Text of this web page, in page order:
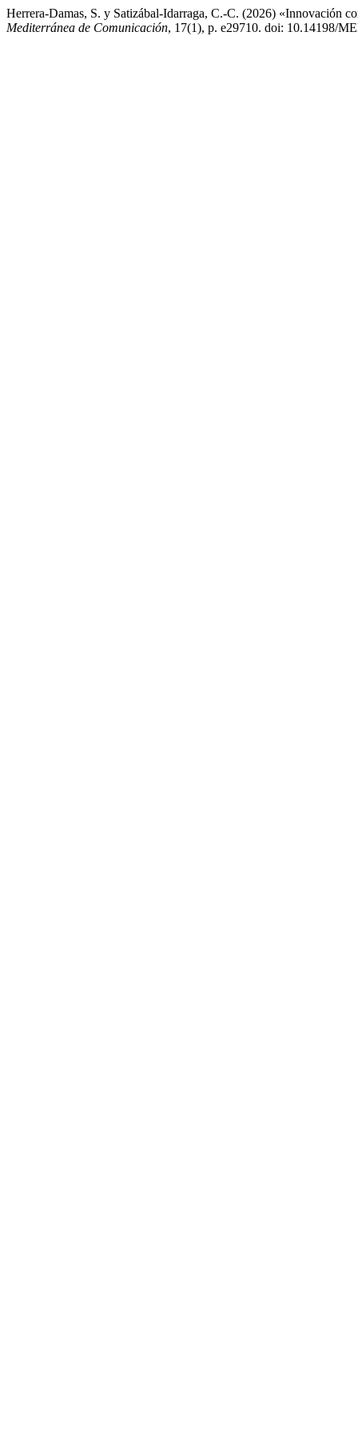
Herrera-Damas, S. y Satizábal-Idarraga, C.-C. (2026) «Innovación
Mediterránea de Comunicación, 17(1), p. e29710. doi: 10.14198/